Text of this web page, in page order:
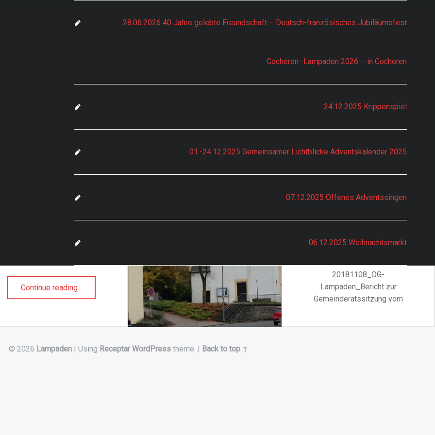
28.06.2026 40 Jahre gelebte Freundschaft – Deutsch-französisches Jubiläumsfest
Cocheren–Lampaden 2026 – in Cocheren
24.12.2025 Krippenspiel
01.-24.12.2025 Gemeinsamer Lichtblicke Adventskalender 2025
07.12.2025 Offenes Adventssingen
06.12.2025 Weihnachtsmarkt
Berichte Gemeinderat
20181122_Beric
Gemeinderats
sitzung vom
22.11.2018
Continue reading…
20181108_Beric
ht zur
Gemeinderats
sitzung vom
08.11.2018
20181108_OG-
Lampaden_Bericht zur
Gemeinderatssitzung vom
© 2026 Lampaden | Using Receptar WordPresstheme. | Back to top ↑